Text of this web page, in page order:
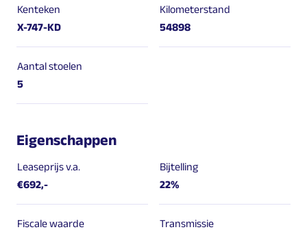
Kenteken
X-747-KD
Kilometerstand
54898
Aantal stoelen
5
Eigenschappen
Leaseprijs v.a.
€692,-
Bijtelling
22%
Fiscale waarde
Transmissie